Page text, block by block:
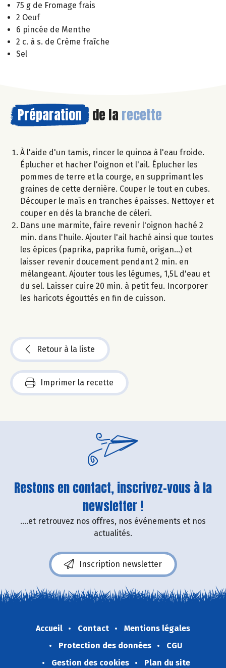
75 g de Fromage frais
2 Oeuf
6 pincée de Menthe
2 c. à s. de Crème fraîche
Sel
Préparation de la recette
À l'aide d'un tamis, rincer le quinoa à l'eau froide.
Éplucher et hacher l'oignon et l'ail. Éplucher les
pommes de terre et la courge, en supprimant les
graines de cette dernière. Couper le tout en cubes.
Découper le maïs en tranches épaisses. Nettoyer et
couper en dés la branche de céleri.
Dans une marmite, faire revenir l'oignon haché 2
min. dans l'huile. Ajouter l'ail haché ainsi que toutes
les épices (paprika, paprika fumé, origan...) et
laisser revenir doucement pendant 2 min. en
mélangeant. Ajouter tous les légumes, 1,5L d'eau et
du sel. Laisser cuire 20 min. à petit feu. Incorporer
les haricots égouttés en fin de cuisson.
Retour à la liste
Imprimer la recette
Restons en contact, inscrivez-vous à la
newsletter !
....et retrouvez nos offres, nos événements et nos
actualités.
Inscription newsletter
Accueil Contact
Mentions légales
Protection des données
CGU
Gestion des cookies
Plan du site